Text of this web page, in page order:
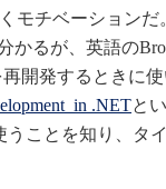
モチベーションだ
かるが、英語の
開発するときに
in .NETと
ことを知り、タ